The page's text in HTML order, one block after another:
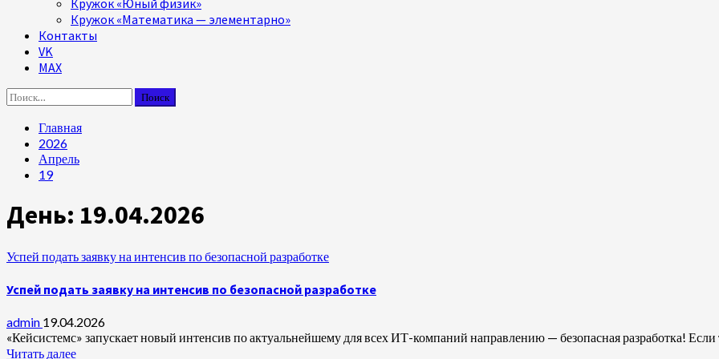
Кружок «Юный физик»
Кружок «Математика — элементарно»
Контакты
VK
MAX
Найти:
Главная
2026
Апрель
19
День: 19.04.2026
Успей подать заявку на интенсив по безопасной разработке
Успей подать заявку на интенсив по безопасной разработке
admin 19.04.2026
«Кейсистемс» запускает новый интенсив по актуальнейшему для всех ИТ-компаний направлению — безопасная разработка! Если
Читать далее